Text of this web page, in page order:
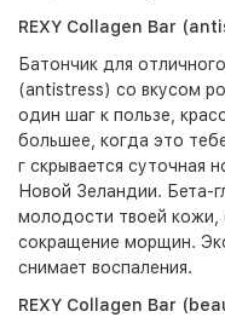
REXY Collagen Bar
Батончик для
(antistress) со вкусом
один шаг к пользе,
большее, когда это
г скрывается суточная
Новой Зеландии. Бета-
молодости твоей
сокращение морщин.
снимает воспаления.
REXY Collagen Bar